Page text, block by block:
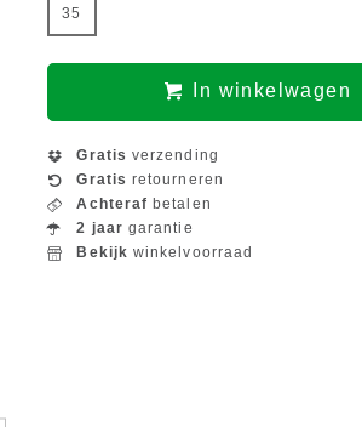
35
In winkelwagen
Gratis verzending
Gratis retourneren
Achteraf betalen
2 jaar garantie
Bekijk winkelvoorraad